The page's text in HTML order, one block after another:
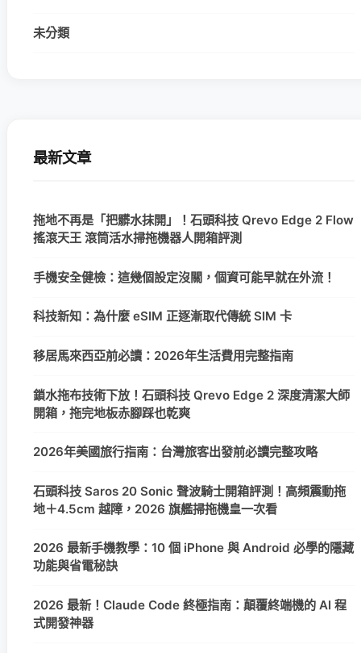
未分類
最新文章
拖地不再是「把髒水抹開」！石頭科技 Qrevo Edge 2 Flow
搖滾天王 滾筒活水掃拖機器人開箱評測
手機安全健檢：這幾個設定沒關，個資可能早就在外流！
科技新知：為什麼 eSIM 正逐漸取代傳統 SIM 卡
移居馬來西亞前必讀：2026年生活費用完整指南
鎖水拖布技術下放！石頭科技 Qrevo Edge 2 深度清潔大師
開箱，拖完地板赤腳踩也乾爽
2026年美國旅行指南：台灣旅客出發前必讀完整攻略
石頭科技 Saros 20 Sonic 聲波騎士開箱評測！高頻震動拖
地＋4.5cm 越障，2026 旗艦掃拖機皇一次看
2026 最新手機教學：10 個 iPhone 與 Android 必學的隱藏
功能與省電秘訣
2026 最新！Claude Code 終極指南：顛覆終端機的 AI 程
式開發神器